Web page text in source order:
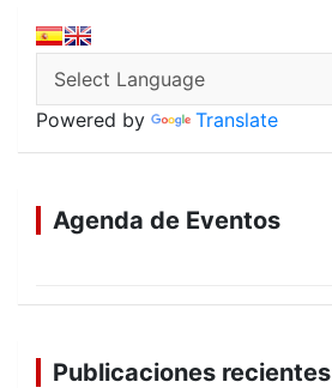
o
o
k
p
p
Powered by Translate
Agenda de Eventos
Publicaciones recientes